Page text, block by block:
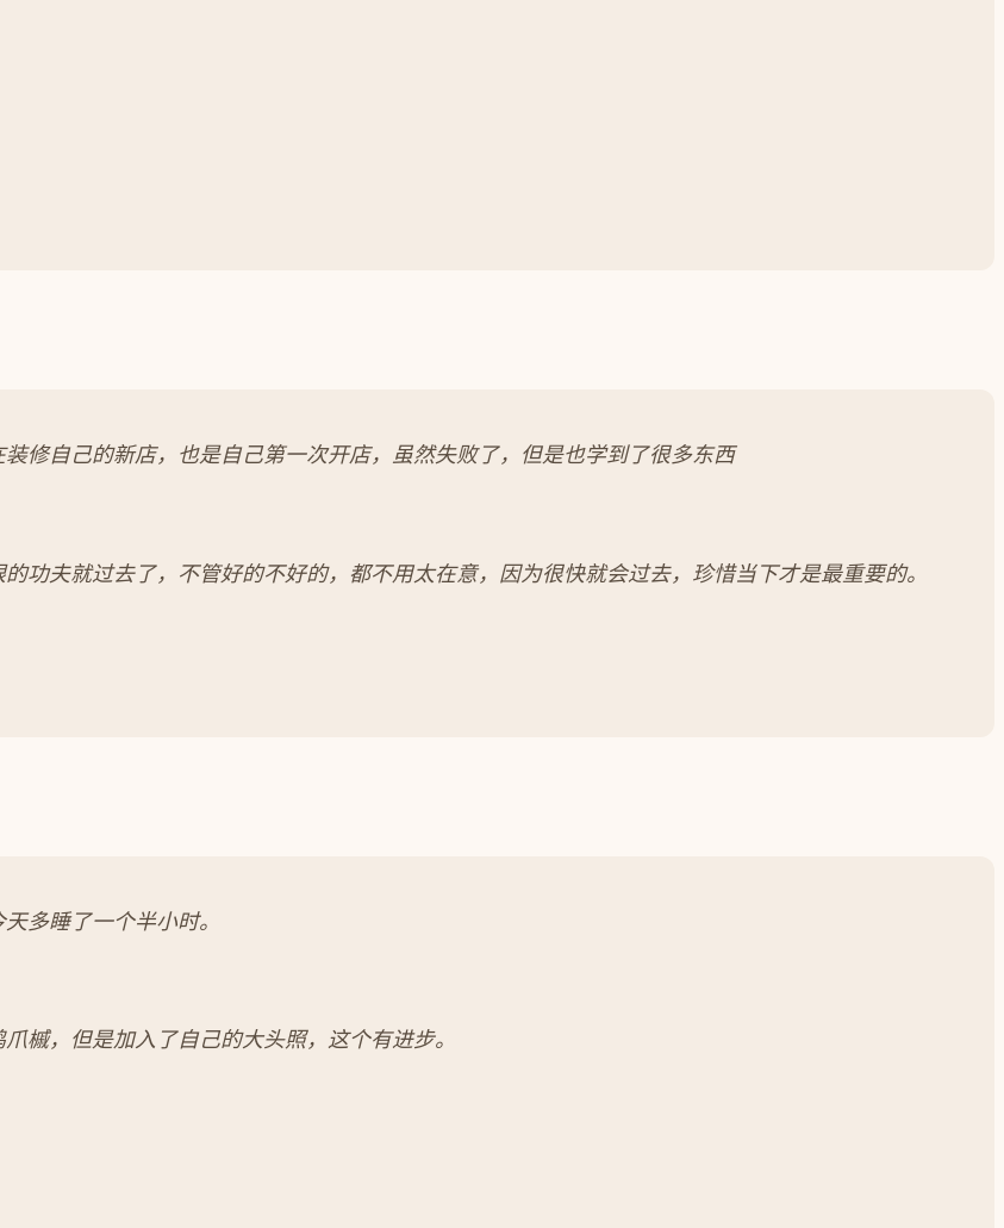
修自己的新店，也是自己第一次开店，虽然失败了，但是也学到了很多东西
功夫就过去了，不管好的不好的，都不用太在意，因为很快就会过去，珍惜当下才是最重要的。
多睡了一个半小时。
槭，但是加入了自己的大头照，这个有进步。